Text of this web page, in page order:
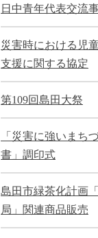
日中青年代表交流
災害時における児
支援に関する協定
第109回島田大祭
「災害に強いまち
書」調印式
島田市緑茶化計画
局」関連商品販売